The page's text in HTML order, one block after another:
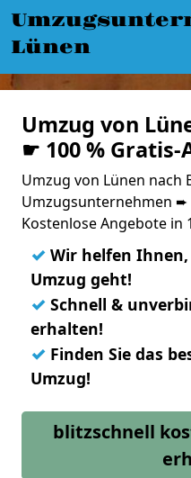
Lünen
Umzug von
☛ 100 %
Umzug von Lünen nach
Umzugsunternehmen ➨
Kostenlose Angebote in
✓ Wir helfen
Umzug geht!
✓ Schnell &
erhalten!
✓ Finden Sie das
Umzug!
blitzschnell